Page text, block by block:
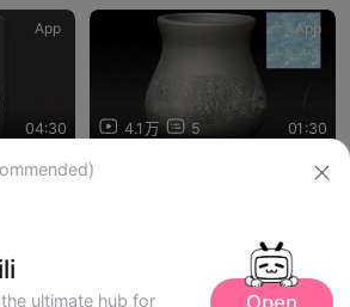
04:30
App
种方法
4.1万 5 01:30
App
zbrush纹理投射
ultimate hub for Open
可证 沪网文【2019】3804-274号